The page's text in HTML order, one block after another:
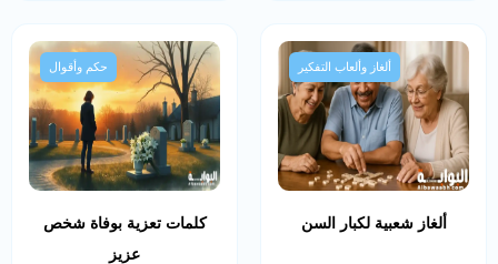
ألغاز وألعاب التفكير
ألغاز شعبية لكبار السن
حكم وأقوال
كلمات تعزية بوفاة شخص
عزيز